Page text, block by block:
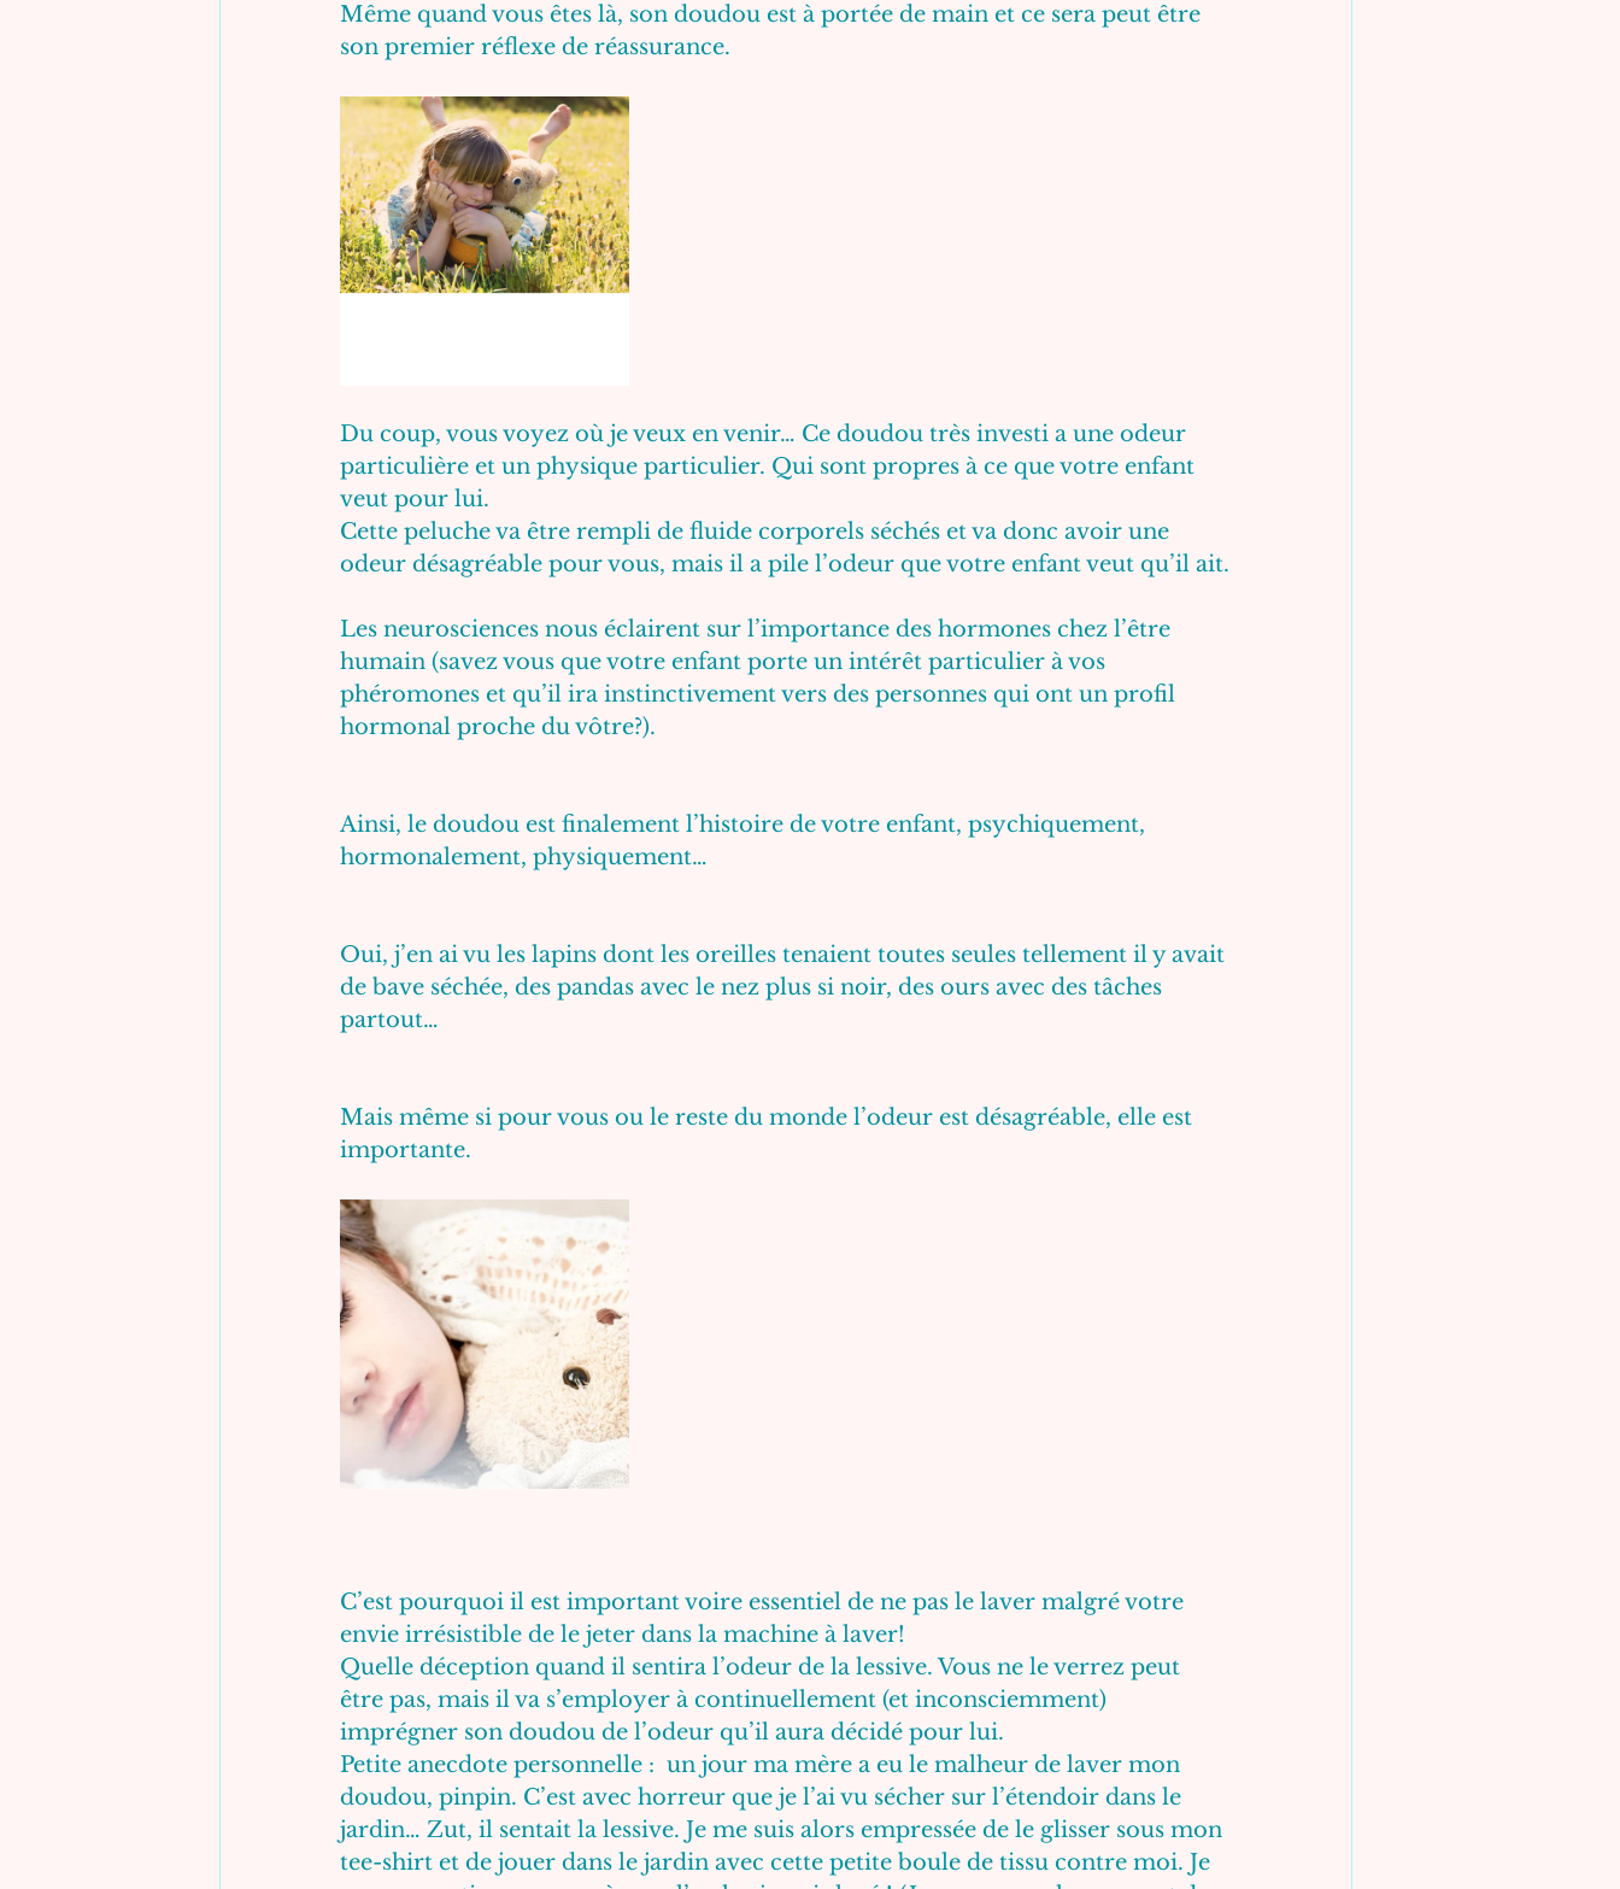
Même quand vous êtes là, son doudou est à portée de main et ce sera peut être
son premier réflexe de réassurance.
Du coup, vous voyez où je veux en venir… Ce doudou très investi a une odeur
particulière et un physique particulier. Qui sont propres à ce que votre enfant
veut pour lui.
Cette peluche va être rempli de fluide corporels séchés et va donc avoir une
odeur désagréable pour vous, mais il a pile l’odeur que votre enfant veut qu’il ait.
Les neurosciences nous éclairent sur l’importance des hormones chez l’être
humain (savez vous que votre enfant porte un intérêt particulier à vos
phéromones et qu’il ira instinctivement vers des personnes qui ont un profil
hormonal proche du vôtre?).
Ainsi, le doudou est finalement l’histoire de votre enfant, psychiquement,
hormonalement, physiquement…
Oui, j’en ai vu les lapins dont les oreilles tenaient toutes seules tellement il y avait
de bave séchée, des pandas avec le nez plus si noir, des ours avec des tâches
partout…
Mais même si pour vous ou le reste du monde l’odeur est désagréable, elle est
importante.
C’est pourquoi il est important voire essentiel de ne pas le laver malgré votre
envie irrésistible de le jeter dans la machine à laver!
Quelle déception quand il sentira l’odeur de la lessive. Vous ne le verrez peut
être pas, mais il va s’employer à continuellement (et inconsciemment)
imprégner son doudou de l’odeur qu’il aura décidé pour lui.
Petite anecdote personnelle :  un jour ma mère a eu le malheur de laver mon
doudou, pinpin. C’est avec horreur que je l’ai vu sécher sur l’étendoir dans le
jardin… Zut, il sentait la lessive. Je me suis alors empressée de le glisser sous mon
tee-shirt et de jouer dans le jardin avec cette petite boule de tissu contre moi. Je